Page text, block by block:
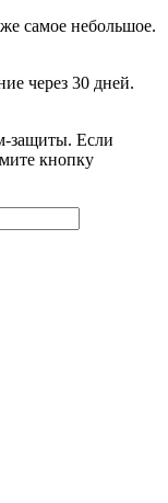
самое небольшое.
через 30 дней.
защиты. Если
кнопку